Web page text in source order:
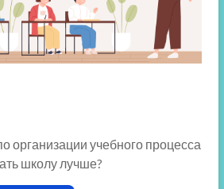
организации учебного процесса
школу лучше?